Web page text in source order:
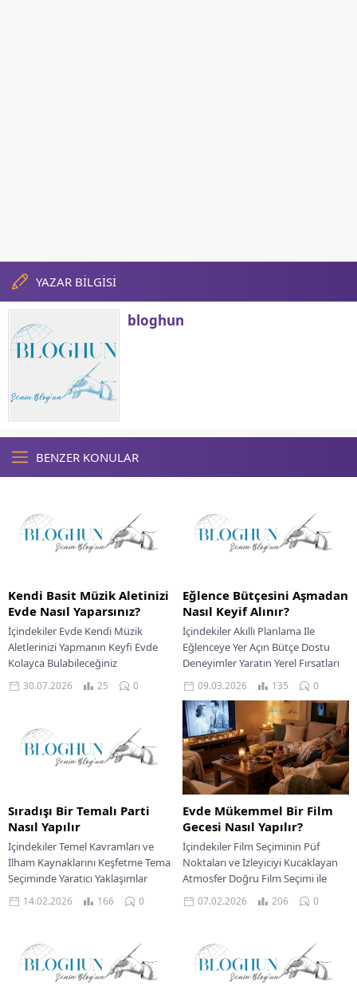
YAZAR BİLGİSİ
bloghun
BENZER KONULAR
Kendi Basit Müzik Aletinizi
Evde Nasıl Yaparsınız?
İçindekiler Evde Kendi Müzik
Aletlerinizi Yapmanın Keyfi Evde
Kolayca Bulabileceğiniz
Malzemelerle Enstrüman Yapımı
Sesleri Keşfetmek İçin Farklı
Geliştiren...
30.07.2026 25 0
Eğlence Bütçesini Aşmadan
Nasıl Keyif Alınır?
İçindekiler Akıllı Planlama Ile
Eğlenceye Yer Açın Bütçe Dostu
Deneyimler Yaratın Yerel Fırsatları
Keşfedin Dijital Dünyanın Sunduğu
İmkanlar Deneyim Odaklı...
09.03.2026 135 0
Sıradışı Bir Temalı Parti
Nasıl Yapılır
İçindekiler Temel Kavramları ve
İlham Kaynaklarını Keşfetme Tema
Seçiminde Yaratıcı Yaklaşımlar
Misafirlerinizi Göz Önünde
Bulundurma Seçilen Temanın
Şekillendirme...
14.02.2026 166 0
Evde Mükemmel Bir Film
Gecesi Nasıl Yapılır?
İçindekiler Film Seçiminin Püf
Noktaları ve İzleyiciyi Kucaklayan
Atmosfer Doğru Film Seçimi ile
Gecenin Ruhunu Yakalayın Ortam
Hazırlığı ile Sinema...
07.02.2026 206 0